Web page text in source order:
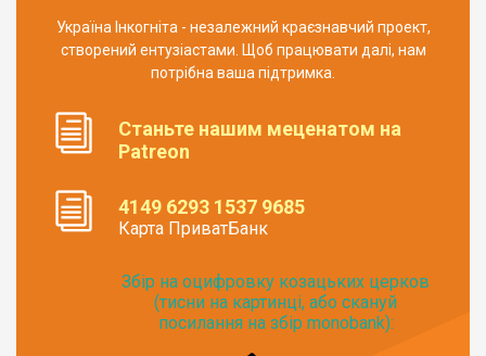
Україна Інкогніта - незалежний краєзнавчий проект,
створений ентузіастами. Щоб працювати далі, нам
потрібна ваша підтримка.
Станьте нашим меценатом на
Patreon
4149 6293 1537 9685
Карта ПриватБанк
Збір на оцифровку козацьких церков
(тисни на картинці, або скануй
посилання на збір monobank):